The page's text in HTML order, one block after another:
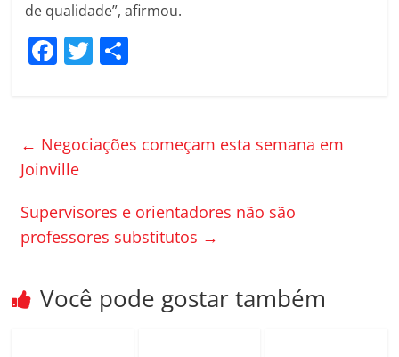
de qualidade”, afirmou.
F
e
b
o
k
T
er p
h
ar
← Negociações começam esta semana em
Joinville
Supervisores e orientadores não são
professores substitutos →
Você pode gostar também